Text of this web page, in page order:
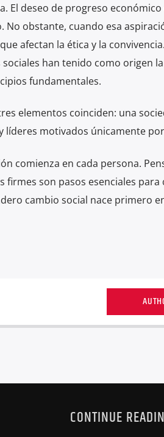
El deseo de progreso
No obstante, cuando esa
afectan la ética y la
han tenido como origen
fundamentales.
elementos coinciden: una
líderes motivados únicamente
comienza en cada persona.
firmes son pasos esenciales
cambio social nace primero
CONTINUE